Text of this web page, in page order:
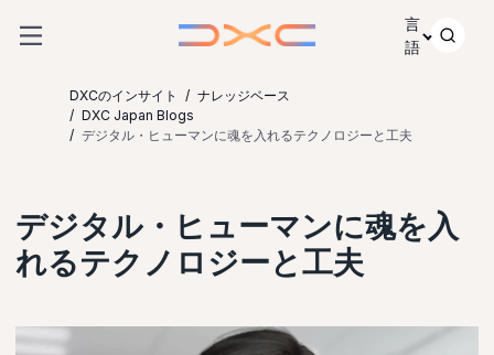
言
語
DXCのインサイト
ナレッジベース
DXC Japan Blogs
デジタル・ヒューマンに魂を入れるテクノロジーと工夫
デジタル・ヒューマンに魂を入
れるテクノロジーと工夫